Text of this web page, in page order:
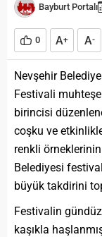
Bayburt Portalı
0 A+ A-
Nevşehir
Festivali
birincisi
coşku ve
renkli
Belediyesi
büyük takdirini
Festivalin
kaşıkla